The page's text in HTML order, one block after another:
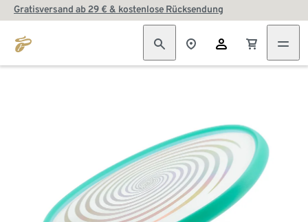
Gratisversand ab 29 € & kostenlose Rücksendung